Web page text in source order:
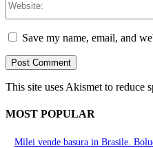
Save my name, email, and
This site uses Akismet to reduce
MOST POPULAR
Milei vende basura in Brasile.